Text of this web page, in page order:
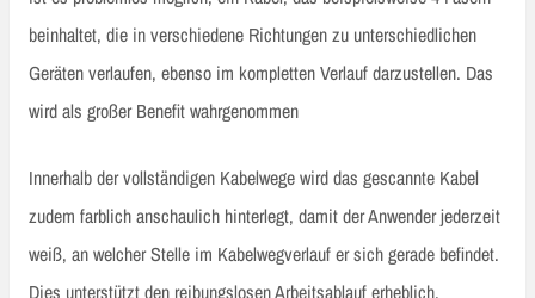
beinhaltet, die in verschiedene Richtungen zu unterschiedlichen
Geräten verlaufen, ebenso im kompletten Verlauf darzustellen. Das
wird als großer Benefit wahrgenommen
Innerhalb der vollständigen Kabelwege wird das gescannte Kabel
zudem farblich anschaulich hinterlegt, damit der Anwender jederzeit
weiß, an welcher Stelle im Kabelwegverlauf er sich gerade befindet.
Dies unterstützt den reibungslosen Arbeitsablauf erheblich.